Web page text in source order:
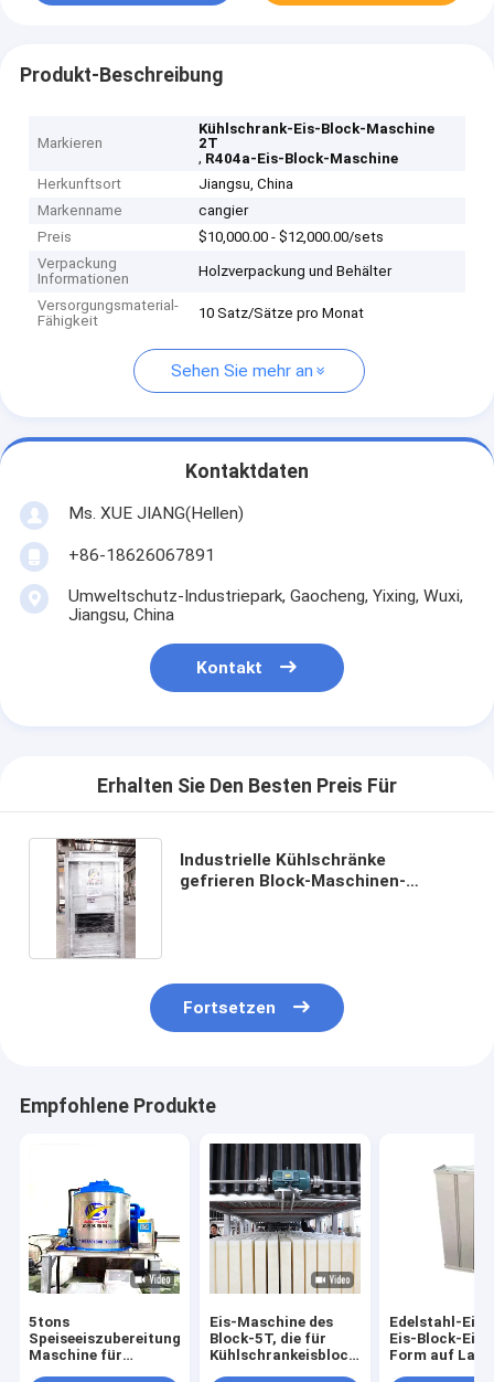
Produkt-Beschreibung
Markieren
Kühlschrank-Eis-Block-Maschine
2T
, R404a-Eis-Block-Maschine
Herkunftsort
Jiangsu, China
Markenname
cangier
Preis
$10,000.00 - $12,000.00/sets
Verpackung
Informationen
Holzverpackung und Behälter
Versorgungsmaterial-
Fähigkeit
10 Satz/Sätze pro Monat
Sehen Sie mehr an
Kontaktdaten
Ms. XUE JIANG(Hellen)
+86-18626067891
Umweltschutz-Industriepark, Gaocheng, Yixing, Wuxi,
Jiangsu, China
Kontakt
Erhalten Sie Den Besten Preis Für
Industrielle Kühlschränke
gefrieren Block-Maschinen-
Fortsetzen
Empfohlene Produkte
5tons
Speiseeiszubereitungs-
Maschine für
Eis-Maschine des
Block-5T, die für
Kühlschrankeisblock-
Edelstahl-
Eis-Block-
Form auf